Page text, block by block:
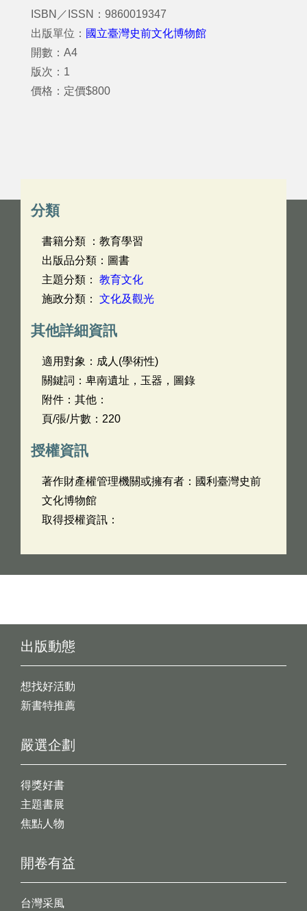
ISBN／ISSN：9860019347
出版單位： 國立臺灣史前文化博物館
開數：A4
版次：1
價格：定價$800
分類
書籍分類 ：教育學習
出版品分類：圖書
主題分類： 教育文化
施政分類： 文化及觀光
其他詳細資訊
適用對象：成人(學術性)
關鍵詞：卑南遺址，玉器，圖錄
附件：其他：
頁/張/片數：220
授權資訊
著作財產權管理機關或擁有者：國利臺灣史前
文化博物館
取得授權資訊：
出版動態
想找好活動
新書特推薦
開卷有益
台灣采風
嚴選企劃
得獎好書
主題書展
焦點人物